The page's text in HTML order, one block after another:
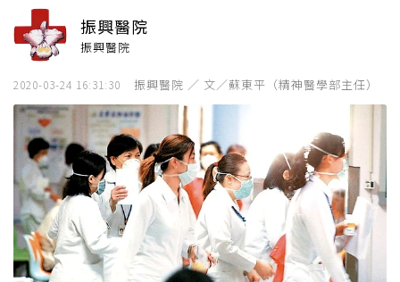
振興醫院
振興醫院
2020-03-24 16:31:30 振興醫院 ／ 文／蘇東平（精神醫學部主任）